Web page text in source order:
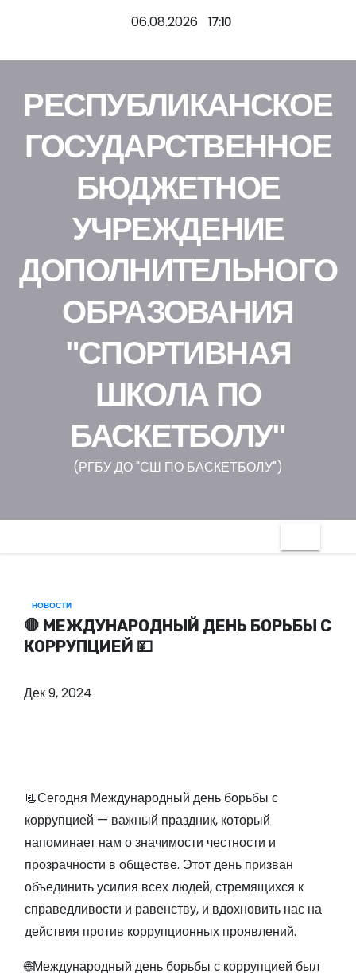
06.08.2026 17:10
РЕСПУБЛИКАНСКОЕ
ГОСУДАРСТВЕННОЕ
БЮДЖЕТНОЕ
УЧРЕЖДЕНИЕ
ДОПОЛНИТЕЛЬНОГО
ОБРАЗОВАНИЯ
"СПОРТИВНАЯ
ШКОЛА ПО
БАСКЕТБОЛУ"
(РГБУ ДО "СШ ПО БАСКЕТБОЛУ")
НОВОСТИ
🛑 МЕЖДУНАРОДНЫЙ ДЕНЬ БОРЬБЫ С
КОРРУПЦИЕЙ 💴
Дек 9, 2024
📃Сегодня Международный день борьбы с
коррупцией — важный праздник, который
напоминает нам о значимости честности и
прозрачности в обществе. Этот день призван
объединить усилия всех людей, стремящихся к
справедливости и равенству, и вдохновить нас на
действия против коррупционных проявлений.
🌐Международный день борьбы с коррупцией был